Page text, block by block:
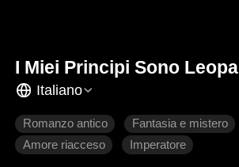
I Miei Principi Sono
Italiano
Romanzo antico Fantasia e mistero
Amore riacceso
Imperatore